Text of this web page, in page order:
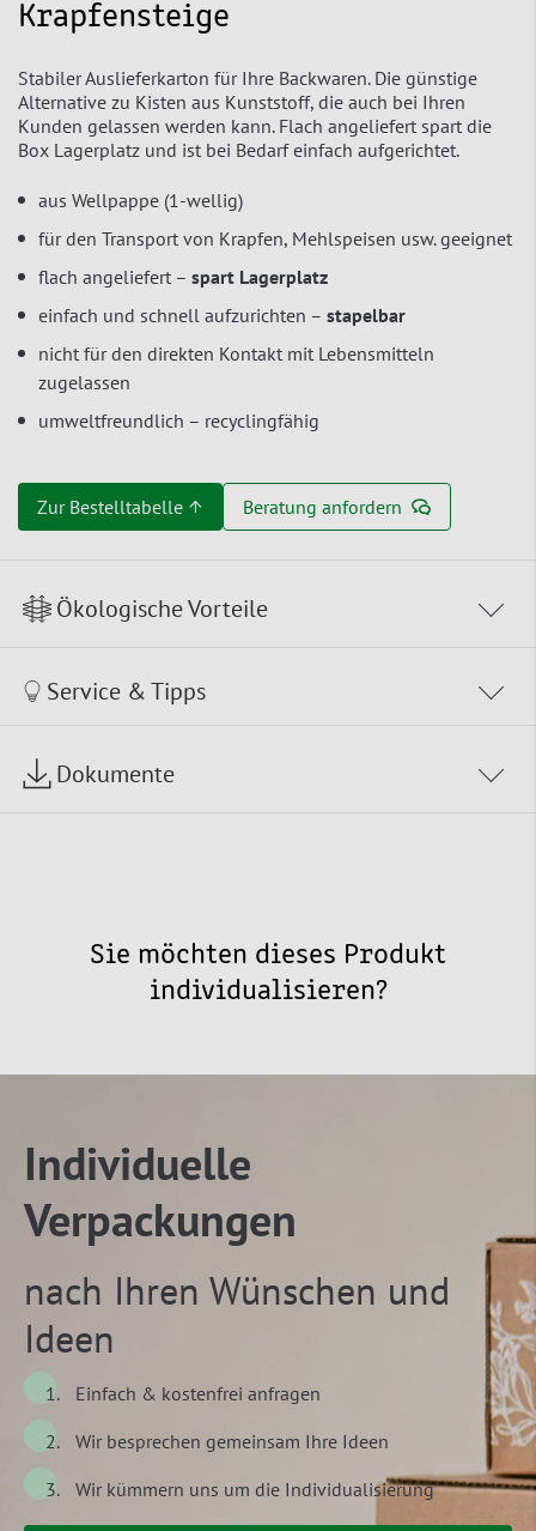
Krapfensteige
Stabiler Auslieferkarton für Ihre Backwaren. Die günstige
Alternative zu Kisten aus Kunststoff, die auch bei Ihren
Kunden gelassen werden kann. Flach angeliefert spart die
Box Lagerplatz und ist bei Bedarf einfach aufgerichtet.
aus Wellpappe (1-wellig)
für den Transport von Krapfen, Mehlspeisen usw. geeignet
flach angeliefert – spart Lagerplatz
einfach und schnell aufzurichten – stapelbar
nicht für den direkten Kontakt mit Lebensmitteln
zugelassen
umweltfreundlich – recyclingfähig
Zur Bestelltabelle ↑ Beratung anfordern
Ökologische Vorteile
Service & Tipps
Dokumente
Sie möchten dieses Produkt
individualisieren?
Individuelle
Verpackungen
nach Ihren Wünschen und
Ideen
Einfach & kostenfrei anfragen
Wir besprechen gemeinsam Ihre Ideen
Wir kümmern uns um die Individualisierung